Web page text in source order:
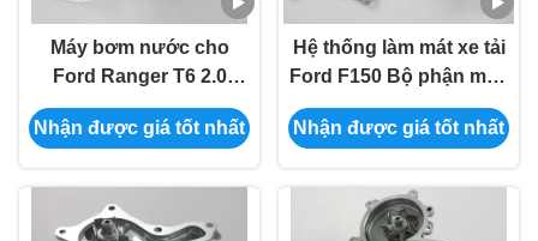
Máy bơm nước cho
Ford Ranger T6 2.0
2019-2023 Mô hình
JB3Z8501B &
Nhận được giá tốt nhất
Hệ thống làm mát xe tải
Ford F150 Bộ phận máy
bơm nước JB3Z8501-
AD
Nhận được giá tốt nhất